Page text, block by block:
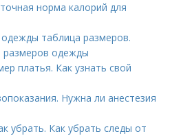
норма калорий для
таблица размеров.
размеров одежды
платья. Как узнать свой
Нужна ли анестезия
убрать. Как убрать следы от